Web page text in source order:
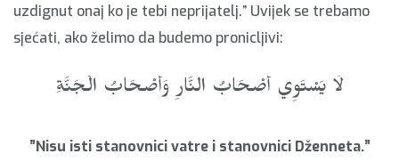
uzdignut onaj ko je tebi neprijatelj.” Uvijek se trebamo
sjećati, ako želimo da budemo pronicljivi:
لَا يَسْتَوِي أَصْحَابُ النَّارِ وَأَصْحَابُ الْجَنَّةِ
”Nisu isti stanovnici vatre i stanovnici Dženneta.”